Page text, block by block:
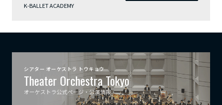
K-BALLET ACADEMY
シアター オーケストラ トウキョウ
Theater Orchestra Tokyo
オーケストラ公式ページ・公演情報